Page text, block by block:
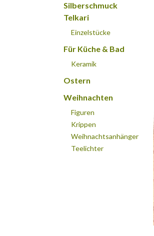
Silberschmuck
Telkari
Einzelstücke
Für Küche & Bad
Keramik
Ostern
Weihnachten
Figuren
Krippen
Weihnachtsanhänger
Teelichter